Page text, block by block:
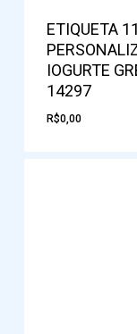
ETIQUETA
IOGURTE
14297
R$0,00